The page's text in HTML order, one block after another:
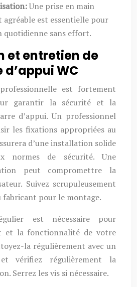
Une prise en main
est essentielle pour
quotidienne sans effort.
et entretien de
WC
est fortement
garantir la sécurité et la
d’appui. Un professionnel
les fixations appropriées au
d’une installation solide
normes de sécurité. Une
peut compromettre la
Suivez scrupuleusement
pour le montage.
est nécessaire pour
et la fonctionnalité de votre
la régulièrement avec un
vérifiez régulièrement la
Serrez les vis si nécessaire.